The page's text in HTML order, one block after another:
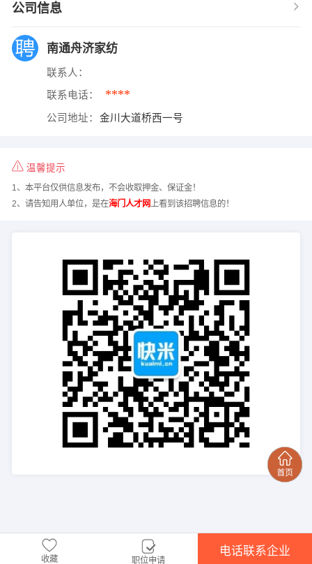
公司信息
南通舟济家纺
联系人：
联系电话： ****
公司地址： 金川大道桥西一号
温馨提示
1、本平台仅供信息发布，不会收取押金、保证金！
2、请告知用人单位，是在海门人才网 上看到该招聘信息的！
收藏 职位申请
电话联系企业